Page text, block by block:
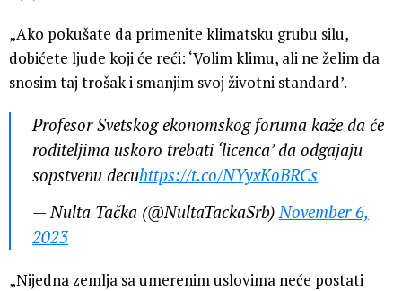
„Ako pokušate da primenite klimatsku grubu silu,
dobićete ljude koji će reći: ‘Volim klimu, ali ne želim da
snosim taj trošak i smanjim svoj životni standard’.
Profesor Svetskog ekonomskog foruma kaže da će
roditeljima uskoro trebati ‘licenca’ da odgajaju
sopstvenu decuhttps://t.co/NYyxKoBRCs
— Nulta Tačka (@NultaTackaSrb)November 6,
2023
„Nijedna zemlja sa umerenim uslovima neće postati